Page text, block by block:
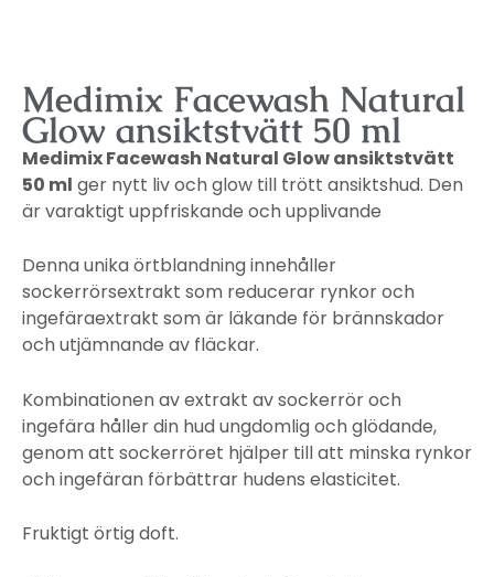
Medimix Facewash Natural
Glow ansiktstvätt 50 ml
Medimix Facewash Natural Glow ansiktstvätt
50 ml ger nytt liv och glow till trött ansiktshud. Den
är varaktigt uppfriskande och upplivande
Denna unika örtblandning innehåller
sockerrörsextrakt som reducerar rynkor och
ingefäraextrakt som är läkande för brännskador
och utjämnande av fläckar.
Kombinationen av extrakt av sockerrör och
ingefära håller din hud ungdomlig och glödande,
genom att sockerröret hjälper till att minska rynkor
och ingefäran förbättrar hudens elasticitet.
Fruktigt örtig doft.